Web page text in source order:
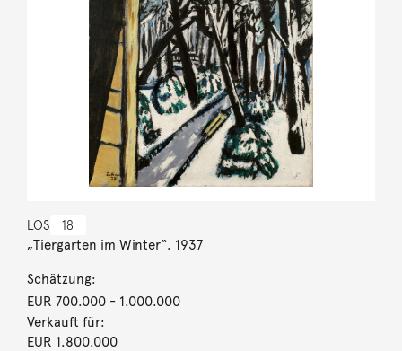
LOS 18
„Tiergarten im Winter“. 1937
Schätzung:
EUR 700.000- 1.000.000
Verkauft für:
EUR 1.800.000